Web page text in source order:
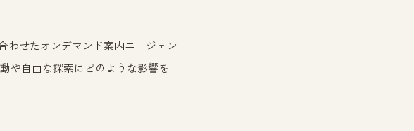
わせたオンデマンド案内エージェン
や自由な探索にどのような影響を